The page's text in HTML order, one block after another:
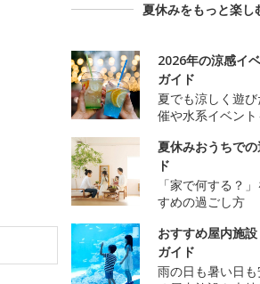
夏休みをもっと楽し
2026年の涼感イ
ガイド
夏でも涼しく遊
催や水系イベン
夏休みおうちで
ド
「家で何する？
すめの過ごし方
おすすめ屋内施
ガイド
雨の日も暑い日